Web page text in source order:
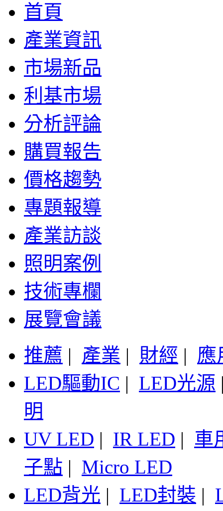
首頁
產業資訊
市場新品
利基市場
分析評論
購買報告
價格趨勢
專題報導
產業訪談
照明案例
技術專欄
展覽會議
推薦 | 產業 | 財經 | 應
LED驅動IC | LED光源
明
UV LED | IR LED | 車
子點 | Micro LED
LED背光 | LED封裝 |